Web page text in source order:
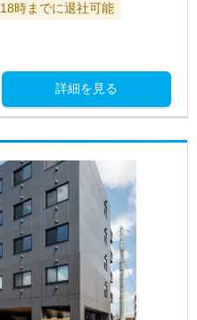
18時までに退社可能
詳細を見る